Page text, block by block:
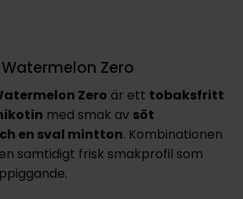
Watermelon Zero
Zero är ett tobaksfritt
med smak av söt
en sval mintton. Kombinationen
samtidigt frisk smakprofil som